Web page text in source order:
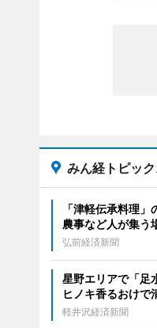
みん経トピッ
「津軽伝承料理
農事など人が集う
弘前経済新聞
星野エリアで「
ヒノキ香るおけで
軽井沢経済新聞